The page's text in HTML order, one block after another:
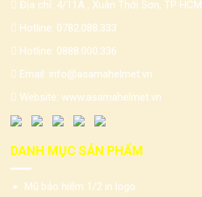
Địa chỉ: 4/11A , Xuân Thới Sơn, TP HCM
Hotline: 0782.088.333
Hotline: 0888.000.336
Email: info@asamahelmet.vn
Website: www.asamahelmet.vn
DANH MỤC SẢN PHẨM
Mũ bảo hiểm 1/2 in logo